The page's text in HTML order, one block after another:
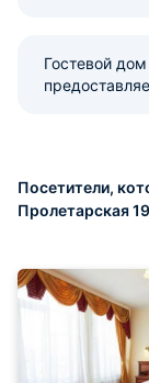
Гостевой
Посетители,
Пролетарская